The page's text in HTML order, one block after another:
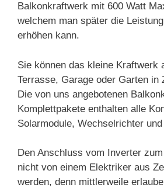
Balkonkraftwerk mit 600 Watt
welchem man später die
erhöhen kann.
Sie können das kleine Kraftwerk
Terrasse, Garage oder Garten in
Die von uns angebotenen
Komplettpakete enthalten alle
Solarmodule, Wechselrichter
Den Anschluss vom Inverter
nicht von einem Elektriker aus
werden, denn mittlerweile